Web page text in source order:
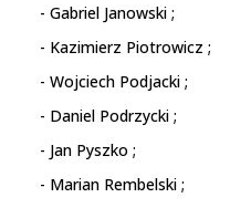
- Gabriel Janowski ;
- Kazimierz Piotrowicz ;
- Wojciech Podjacki ;
- Daniel Podrzycki ;
- Jan Pyszko ;
- Marian Rembelski ;